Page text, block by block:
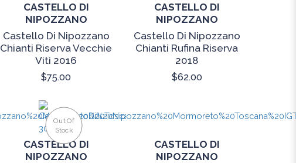
CASTELLO DI
NIPOZZANO
Castello Di Nipozzano
Chianti Riserva Vecchie
Viti 2016
$75.00
CASTELLO DI
NIPOZZANO
Castello Di Nipozzano
Chianti Rufina Riserva
2018
$62.00
CASTELLO DI
NIPOZZANO
Out Of
Stock
CASTELLO DI
NIPOZZANO